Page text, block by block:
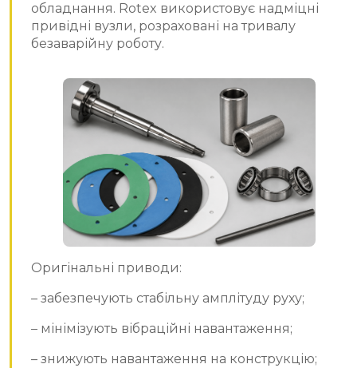
обладнання. Rotex використовує надміцні
привідні вузли, розраховані на тривалу
безаварійну роботу.
Оригінальні приводи:
– забезпечують стабільну амплітуду руху;
– мінімізують вібраційні навантаження;
– знижують навантаження на конструкцію;